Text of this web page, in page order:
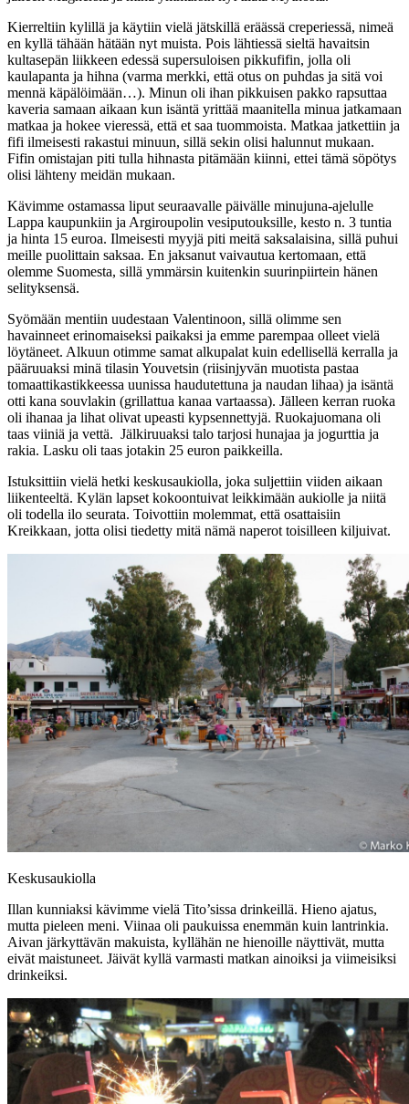
Kierreltiin kylillä ja käytiin vielä jätskillä eräässä creperiessä, nimeä
en kyllä tähään hätään nyt muista. Pois lähtiessä sieltä havaitsin
kultasepän liikkeen edessä supersuloisen pikkufifin, jolla oli
kaulapanta ja hihna (varma merkki, että otus on puhdas ja sitä voi
mennä käpälöimään…). Minun oli ihan pikkuisen pakko rapsuttaa
kaveria samaan aikaan kun isäntä yrittää maanitella minua jatkamaan
matkaa ja hokee vieressä, että et saa tuommoista. Matkaa jatkettiin ja
fifi ilmeisesti rakastui minuun, sillä sekin olisi halunnut mukaan.
Fifin omistajan piti tulla hihnasta pitämään kiinni, ettei tämä söpötys
olisi lähteny meidän mukaan.
Kävimme ostamassa liput seuraavalle päivälle minujuna-ajelulle
Lappa kaupunkiin ja Argiroupolin vesiputouksille, kesto n. 3 tuntia
ja hinta 15 euroa. Ilmeisesti myyjä piti meitä saksalaisina, sillä puhui
meille puolittain saksaa. En jaksanut vaivautua kertomaan, että
olemme Suomesta, sillä ymmärsin kuitenkin suurinpiirtein hänen
selityksensä.
Syömään mentiin uudestaan Valentinoon, sillä olimme sen
havainneet erinomaiseksi paikaksi ja emme parempaa olleet vielä
löytäneet. Alkuun otimme samat alkupalat kuin edellisellä kerralla ja
pääruuaksi minä tilasin Youvetsin (riisinjyvän muotista pastaa
tomaattikastikkeessa uunissa haudutettuna ja naudan lihaa) ja isäntä
otti kana souvlakin (grillattua kanaa vartaassa). Jälleen kerran ruoka
oli ihanaa ja lihat olivat upeasti kypsennettyjä. Ruokajuomana oli
taas viiniä ja vettä. Jälkiruuaksi talo tarjosi hunajaa ja jogurttia ja
rakia. Lasku oli taas jotakin 25 euron paikkeilla.
Istuksittiin vielä hetki keskusaukiolla, joka suljettiin viiden aikaan
liikenteeltä. Kylän lapset kokoontuivat leikkimään aukiolle ja niitä
oli todella ilo seurata. Toivottiin molemmat, että osattaisiin
Kreikkaan, jotta olisi tiedetty mitä nämä naperot toisilleen kiljuivat.
Keskusaukiolla
Illan kunniaksi kävimme vielä Tito’sissa drinkeillä. Hieno ajatus,
mutta pieleen meni. Viinaa oli paukuissa enemmän kuin lantrinkia.
Aivan järkyttävän makuista, kyllähän ne hienoille näyttivät, mutta
eivät maistuneet. Jäivät kyllä varmasti matkan ainoiksi ja viimeisiksi
drinkeiksi.